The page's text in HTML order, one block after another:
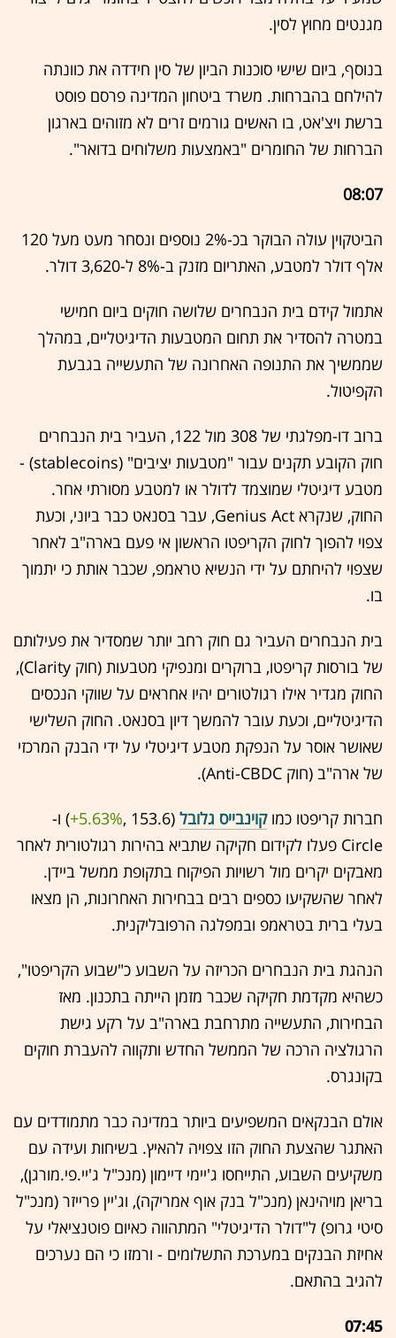
מגנטים מחוץ לסין.
בנוסף, ביום שישי סוכנות הביון של סין חידדה את כוונתה
להילחם בהברחות. משרד ביטחון המדינה פרסם פוסט
ברשת ויצ'אט, בו האשים גורמים זרים לא מזוהים בארגון
הברחות של החומרים "באמצעות משלוחים בדואר".
08:07
הביטקוין עולה הבוקר בכ-2% נוספים ונסחר מעט מעל 120
אלף דולר למטבע, האתריום מזנק ב-8% ל-3,620 דולר.
אתמול קידם בית הנבחרים שלושה חוקים ביום חמישי
במטרה להסדיר את תחום המטבעות הדיגיטליים, במהלך
שממשיך את התנופה האחרונה של התעשייה בגבעת
הקפיטול.
ברוב דו-מפלגתי של 308 מול 122, העביר בית הנבחרים
חוק הקובע תקנים עבור "מטבעות יציבים" (stablecoins) -
מטבע דיגיטלי שמוצמד לדולר או למטבע מסורתי אחר.
החוק, שנקרא Genius Act, עבר בסנאט כבר ביוני, וכעת
צפוי להפוך לחוק הקריפטו הראשון אי פעם בארה"ב לאחר
שצפוי להיחתם על ידי הנשיא טראמפ, שכבר אותת כי יתמוך
בו.
בית הנבחרים העביר גם חוק רחב יותר שמסדיר את פעילותם
של בורסות קריפטו, ברוקרים ומנפיקי מטבעות (חוק Clarity),
החוק מגדיר אילו רגולטורים יהיו אחראים על שווקי הנכסים
הדיגיטליים, וכעת עובר להמשך דיון בסנאט. החוק השלישי
שאושר אוסר על הנפקת מטבע דיגיטלי על ידי הבנק המרכזי
של ארה"ב (חוק Anti-CBDC).
חברות קריפטו כמוקוינבייס גלובל (153.6 ,‎
+5.63%‏) ו-
Circle פעלו לקידום חקיקה שתביא בהירות רגולטורית לאחר
מאבקים יקרים מול רשויות הפיקוח בתקופת ממשל ביידן.
לאחר שהשקיעו כספים רבים בבחירות האחרונות, הן מצאו
בעלי ברית בטראמפ ובמפלגה הרפובליקנית.
הנהגת בית הנבחרים הכריזה על השבוע כ"שבוע הקריפטו",
כשהיא מקדמת חקיקה שכבר מזמן הייתה בתכנון. מאז
הבחירות, התעשייה מתרחבת בארה"ב על רקע גישת
הרגולציה הרכה של הממשל החדש ותקווה להעברת חוקים
בקונגרס.
אולם הבנקאים המשפיעים ביותר במדינה כבר מתמודדים עם
האתגר שהצעת החוק הזו צפויה להאיץ. בשיחות ועידה עם
משקיעים השבוע, התייחסו ג'יימי דיימון (מנכ"ל ג'יי.פי.מורגן),
בריאן מויהינאן (מנכ"ל בנק אוף אמריקה), וג'יין פרייזר (מנכ"ל
סיטי גרופ) ל"דולר הדיגיטלי" המתהווה כאיום פוטנציאלי על
אחיזת הבנקים במערכת התשלומים - ורמזו כי הם נערכים
להגיב בהתאם.
07:45